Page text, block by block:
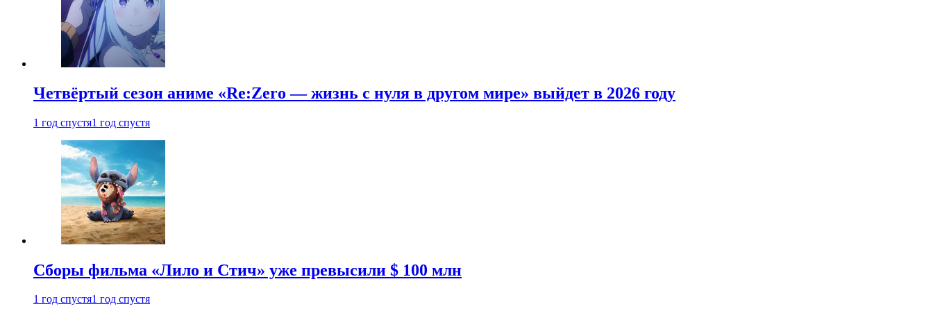
Четвёртый сезон аниме «Re:Zero — жизнь с нуля в другом мире» выйдет в 2026 году
1 год спустя1 год спустя
Сборы фильма «Лило и Стич» уже превысили $ 100 млн
1 год спустя1 год спустя